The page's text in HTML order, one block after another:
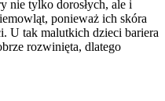
nie tylko dorosłych, ale i
ponieważ ich skóra
U tak malutkich dzieci bariera
rozwinięta, dlatego